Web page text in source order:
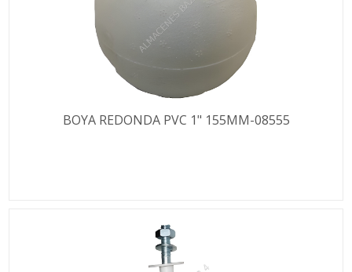
BOYA REDONDA PVC 1" 155MM-08555